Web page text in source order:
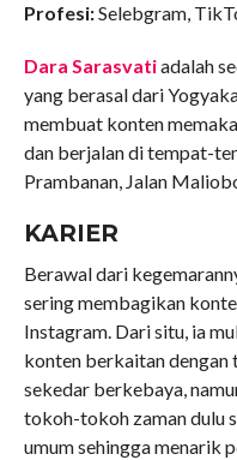
Profesi:Selebgram,
Dara Sarasvatiadalah
yang berasal dari
membuat konten
dan berjalan di tempat-
Prambanan, Jalan
KARIER
Berawal dari
sering membagikan
Instagram. Dari situ, ia
konten berkaitan dengan
sekedar berkebaya,
tokoh-tokoh zaman dulu
umum sehingga menarik